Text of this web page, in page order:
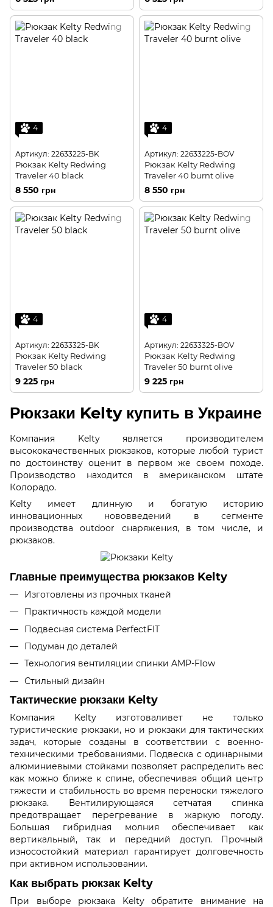
4
Артикул: 22633225-BK
Рюкзак Kelty Redwing
Traveler 40 black
8 550 грн
4
Артикул: 22633225-BOV
Рюкзак Kelty Redwing
Traveler 40 burnt olive
8 550 грн
4
Артикул: 22633325-BK
Рюкзак Kelty Redwing
Traveler 50 black
9 225 грн
4
Артикул: 22633325-BOV
Рюкзак Kelty Redwing
Traveler 50 burnt olive
9 225 грн
Рюкзаки Kelty купить в Украине
Компания Kelty является производителем
высококачественных рюкзаков, которые любой турист
по достоинству оценит в первом же своем походе.
Производство находится в американском штате
Колорадо.
Kelty имеет длинную и богатую историю
инновационных нововведений в сегменте
производства outdoor снаряжения, в том числе, и
рюкзаков.
Главные преимущества рюкзаков Kelty
Изготовлены из прочных тканей
Практичность каждой модели
Подвесная система PerfectFIT
Подуман до деталей
Технология вентиляции спинки AMP-Flow
Стильный дизайн
Тактические рюкзаки Kelty
Компания Kelty изготоваливет не только
туристические рюкзаки, но и рюкзаки для тактических
задач, которые созданы в соответствии с военно-
техническими требованиями. Подвеска с одинарными
алюминиевыми стойками позволяет распределить вес
как можно ближе к спине, обеспечивая общий центр
тяжести и стабильность во время переноски тяжелого
рюкзака. Вентилирующаяся сетчатая спинка
предотвращает перегревание в жаркую погоду.
Большая гибридная молния обеспечивает как
вертикальный, так и передний доступ. Прочный
износостойкий материал гарантирует долговечность
при активном использовании.
Как выбрать рюкзак Kelty
При выборе рюкзака Kelty обратите внимание на